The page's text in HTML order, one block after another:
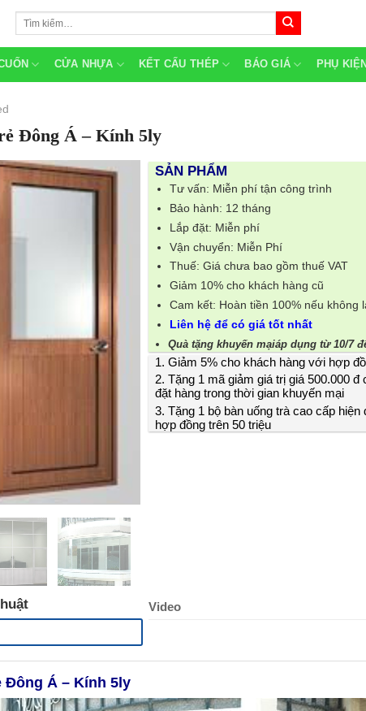
Tìm
CỬA NHỰA KẾT CẤU THÉP BÁO GIÁ PHỤ KIỆN
Đông Á – Kính 5ly
SẢN PHẨM
Tư vấn: Miễn phí tận công trình
Bảo hành: 12 tháng
Lắp đặt: Miễn phí
Vận chuyển: Miễn Phí
Thuế: Giá chưa bao gồm thuế VAT
Giảm 10% cho khách hàng cũ
Cam kết: Hoàn tiền 100% nếu không
Liên hệ để có giá tốt nhất
Quà tặng khuyến mạiáp dụng từ 10/7
1. Giảm 5% cho khách hàng với hợp
2. Tặng 1 mã giảm giá trị giá 500.000 đ
đặt hàng trong thời gian khuyến mại
3. Tặng 1 bộ bàn uống trà cao cấp
hợp đồng trên 50 triệu
Video
Đông Á – Kính 5ly